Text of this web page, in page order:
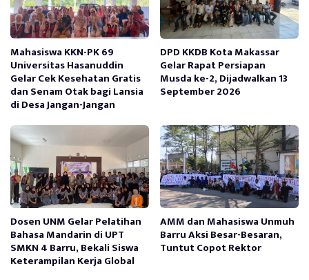
Mahasiswa KKN-PK 69
Universitas Hasanuddin
Gelar Cek Kesehatan Gratis
dan Senam Otak bagi Lansia
di Desa Jangan-Jangan
DPD KKDB Kota Makassar
Gelar Rapat Persiapan
Musda ke-2, Dijadwalkan 13
September 2026
Dosen UNM Gelar Pelatihan
Bahasa Mandarin di UPT
SMKN 4 Barru, Bekali Siswa
Keterampilan Kerja Global
AMM dan Mahasiswa Unmuh
Barru Aksi Besar-Besaran,
Tuntut Copot Rektor